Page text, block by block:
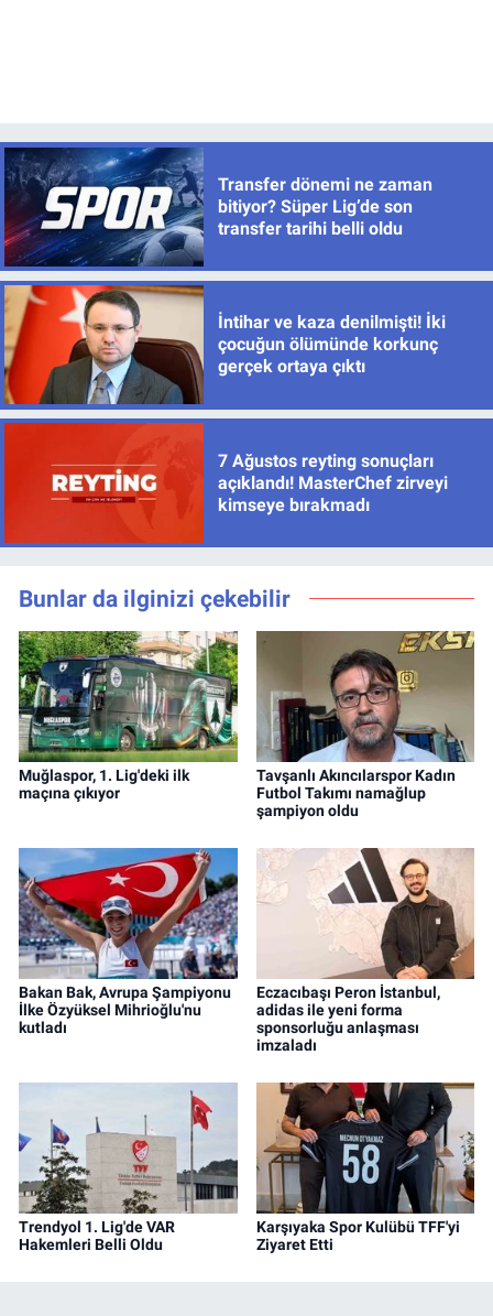
Transfer dönemi ne zaman
bitiyor? Süper Lig’de son
transfer tarihi belli oldu
İntihar ve kaza denilmişti! İki
çocuğun ölümünde korkunç
gerçek ortaya çıktı
7 Ağustos reyting sonuçları
açıklandı! MasterChef zirveyi
kimseye bırakmadı
Bunlar da ilginizi çekebilir
Muğlaspor, 1. Lig'deki ilk
maçına çıkıyor
Tavşanlı Akıncılarspor Kadın
Futbol Takımı namağlup
şampiyon oldu
Bakan Bak, Avrupa Şampiyonu
İlke Özyüksel Mihrioğlu'nu
kutladı
Eczacıbaşı Peron İstanbul,
adidas ile yeni forma
sponsorluğu anlaşması
imzaladı
Trendyol 1. Lig'de VAR
Hakemleri Belli Oldu
Karşıyaka Spor Kulübü TFF'yi
Ziyaret Etti